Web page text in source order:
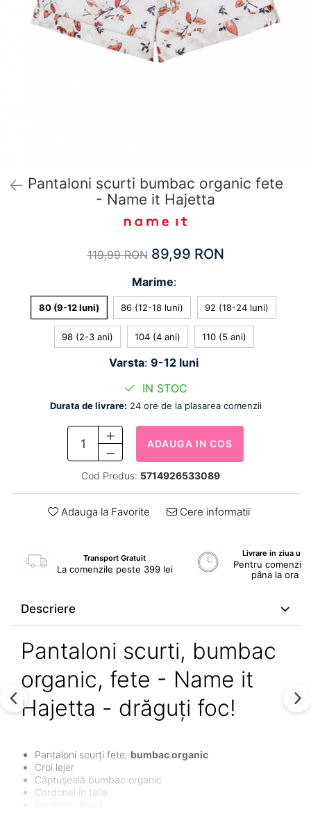
Pantaloni scurți pentru gravide
Lenjerie
Sutiene / Bustiere / Maiouri Gravide
Pantaloni scurti bumbac organic fete
- Name it Hajetta
119,99 RON 89,99 RON
Marime:
80 (9-12 luni) 86 (12-18 luni) 92 (18-24 luni)
98 (2-3 ani) 104 (4 ani) 110 (5 ani)
Varsta: 9-12 luni
IN STOC
Durata de livrare: 24 ore de la plasarea comenzii
ADAUGA IN COS
Cod Produs: 5714926533089
Adauga la Favorite Cere informatii
Transport Gratuit
La comenzile peste 399 lei
Livrare in ziua
Pentru
pâna la ora
Descriere
Pantaloni scurti, bumbac
organic, fete - Name it
Hajetta - drăguți foc!
Pantaloni scurți fete, bumbac organic
Croi lejer
Căptușeală bumbac organic
Cordonel în talie